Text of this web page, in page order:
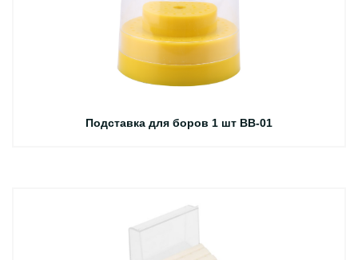
Подставка для боров 1 шт BB-01